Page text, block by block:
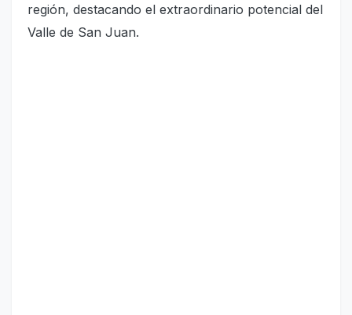
región, destacando el extraordinario potencial del
Valle de San Juan.